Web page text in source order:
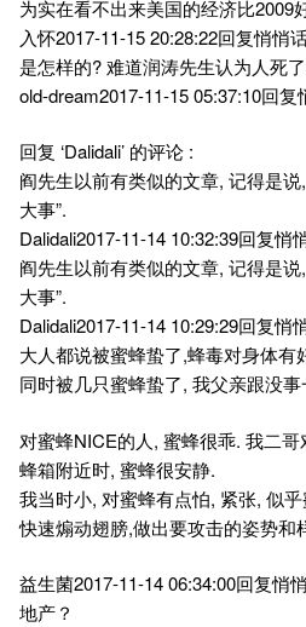
为实在看不出来美国的经济比2009
入怀2017-11-15 20:28:22回复悄悄
是怎样的? 难道润涛先生认为人死
old-dream2017-11-15 05:37:10回
回复 ‘Dalidali’ 的评论 :
阎先生以前有类似的文章, 记得是
大事”.
Dalidali2017-11-14 10:32:39回复悄
阎先生以前有类似的文章, 记得是
大事”.
Dalidali2017-11-14 10:29:29回复悄
大人都说被蜜蜂蛰了,蜂毒对身体
同时被几只蜜蜂蛰了, 我父亲跟没事
对蜜蜂NICE的人, 蜜蜂很乖. 我二
蜂箱附近时, 蜜蜂很安静.
我当时小, 对蜜蜂有点怕, 紧张, 似
快速煽动翅膀,做出要攻击的姿势和
益生菌2017-11-14 06:34:00回复悄
地产？